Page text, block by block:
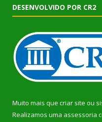
DESENVOLVIDO POR CR2
Muito mais que criar site ou
Realizamos uma assessoria